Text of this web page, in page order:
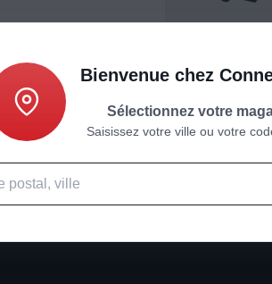
Bienvenue chez
Sélectionnez votre
Saisissez votre ville ou votre